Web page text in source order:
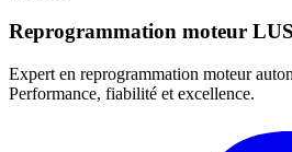
Reprogrammation moteur
Expert en reprogrammation moteur
Performance, fiabilité et excellence.